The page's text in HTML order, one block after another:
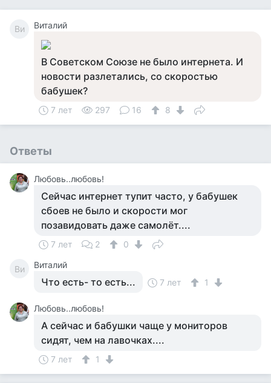
Ви Виталий
В Советском Союзе не было интернета. И
новости разлетались, со скоростью
бабушек?
7 лет 297 16 8
Ответы
Любовь..любовь!
Сейчас интернет тупит часто, у бабушек
сбоев не было и скорости мог
позавидовать даже самолёт....
7 лет 2 0
Ви Виталий
Что есть- то есть... 7 лет 1
Любовь..любовь!
А сейчас и бабушки чаще у мониторов
сидят, чем на лавочках....
7 лет 1